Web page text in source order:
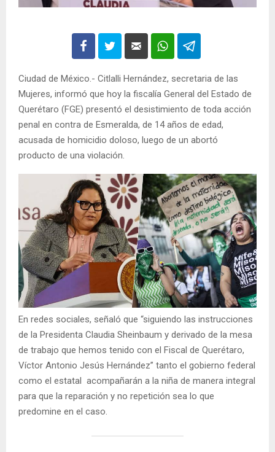
Ciudad de México.- Citlalli Hernández, secretaria de las
Mujeres, informó que hoy la fiscalía General del Estado de
Querétaro (FGE) presentó el desistimiento de toda acción
penal en contra de Esmeralda, de 14 años de edad,
acusada de homicidio doloso, luego de un abortó
producto de una violación.
En redes sociales, señaló que “siguiendo las instrucciones
de la Presidenta Claudia Sheinbaum y derivado de la mesa
de trabajo que hemos tenido con el Fiscal de Querétaro,
Víctor Antonio Jesús Hernández” tanto el gobierno federal
como el estatal acompañarán a la niña de manera integral
para que la reparación y no repetición sea lo que
predomine en el caso.